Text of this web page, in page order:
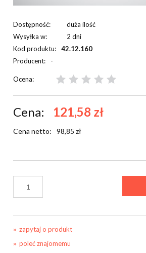
Dostępność:
duża ilość
Wysyłka w:
2 dni
Kod produktu:
42.12.160
Producent:
-
Ocena:
Cena: 121,58 zł
Cena netto: 98,85 zł
zapytaj o produkt
poleć znajomemu